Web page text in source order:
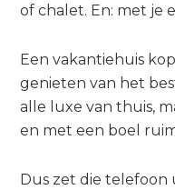
of chalet. En: met je
Een vakantiehuis
genieten van het
alle luxe van thuis,
en met een boel
Dus zet die telefoon